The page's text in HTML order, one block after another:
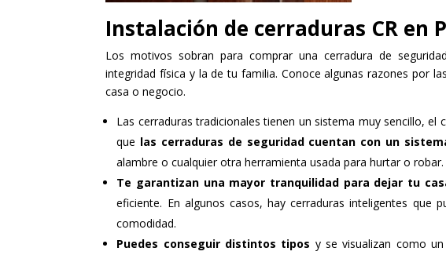
Instalación de cerraduras CR en
Los motivos sobran para comprar una cerradura de
integridad física y la de tu familia. Conoce algunas razones por
casa o negocio.
Las cerraduras tradicionales tienen un sistema muy sencillo,
que las cerraduras de seguridad cuentan con un
alambre o cualquier otra herramienta usada para hurtar o robar.
Te garantizan una mayor tranquilidad para dejar tu
eficiente. En algunos casos, hay cerraduras inteligentes
comodidad.
Puedes conseguir distintos tipos y se visualizan como